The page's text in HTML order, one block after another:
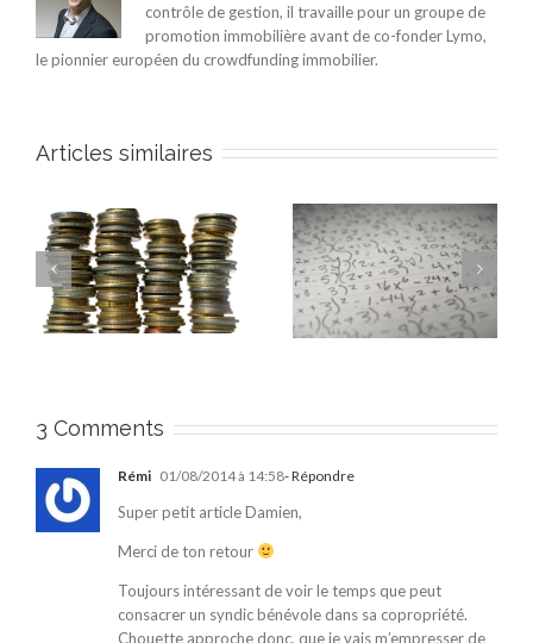
contrôle de gestion, il travaille pour un groupe de
promotion immobilière avant de co-fonder Lymo,
le pionnier européen du crowdfunding immobilier.
Articles similaires
Qu’est-ce que la
rentabilité d’un
investissement locatif
?
L’investissement en
nue-propriété dans
l’ancien et ses
avantages
3 Comments
Rémi 01/08/2014 à 14:58- Répondre
Super petit article Damien,
Merci de ton retour
Toujours intéressant de voir le temps que peut
consacrer un syndic bénévole dans sa copropriété.
Chouette approche donc, que je vais m’empresser de